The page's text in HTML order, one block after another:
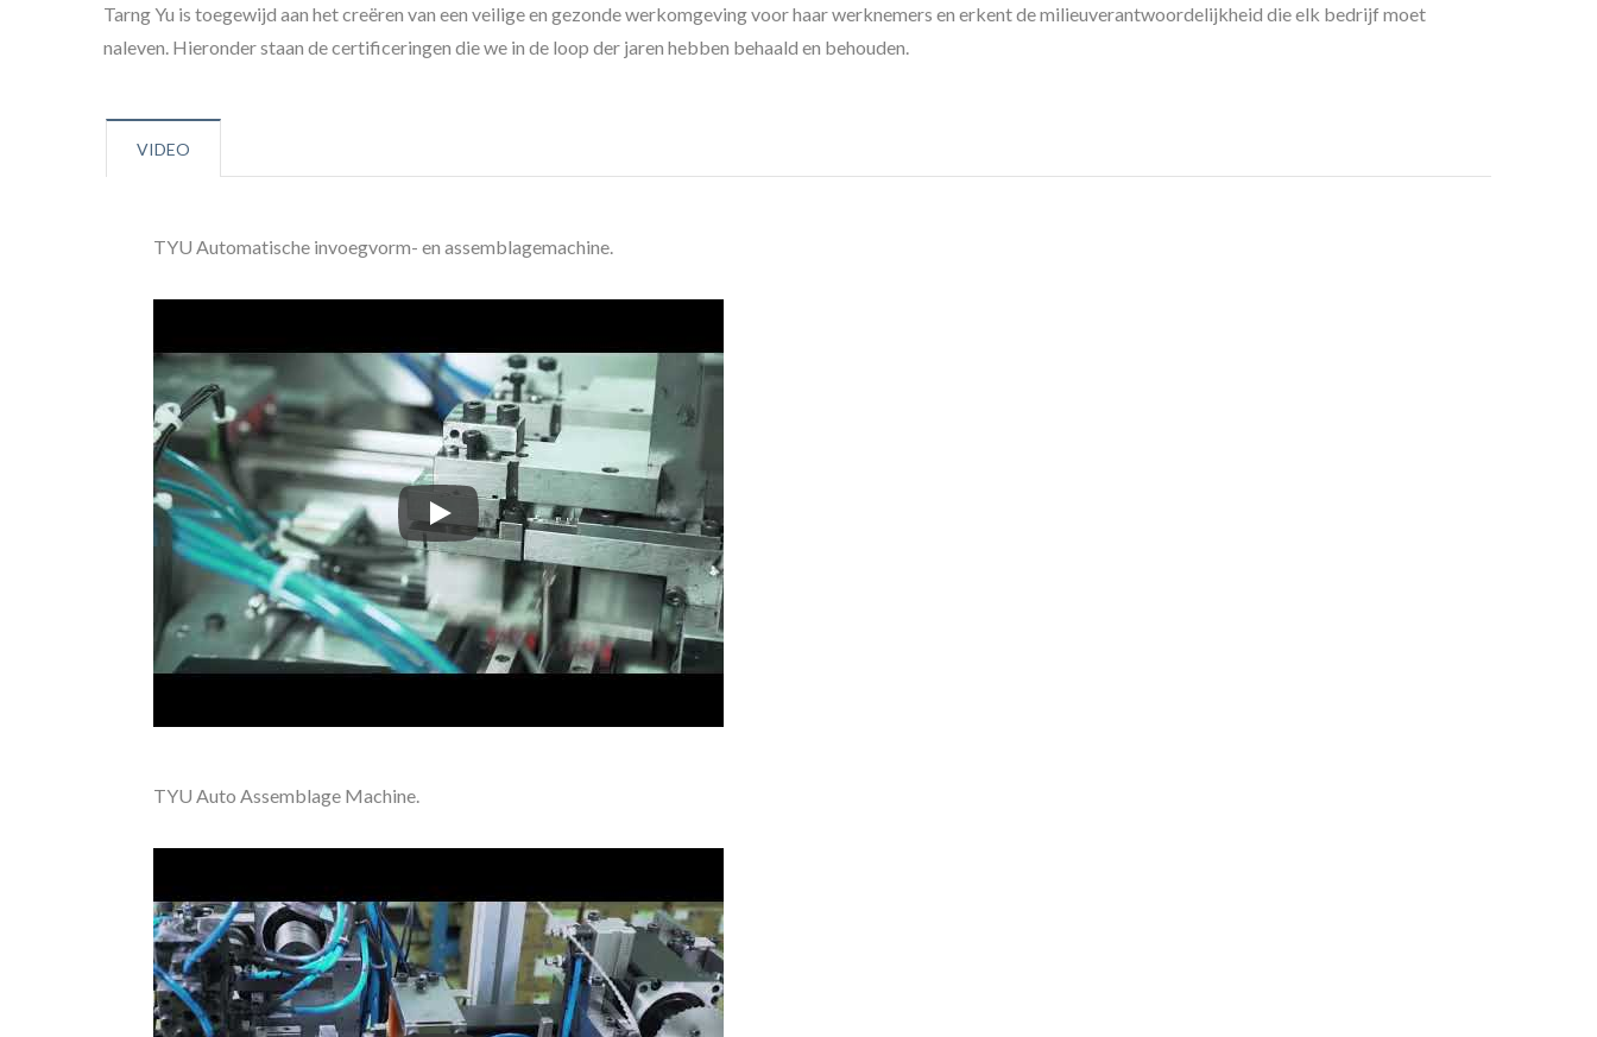
Tarng Yu is toegewijd aan het creëren van een veilige en gezonde werkomgeving voor haar werknemers en erkent de milieuverantwoordelijkheid die elk bedrijf moet
naleven. Hieronder staan de certificeringen die we in de loop der jaren hebben behaald en behouden.
VIDEO
TYU Automatische invoegvorm- en assemblagemachine.
TYU Automatische invoegvorm- en assemblagemachine.
TYU Auto Assemblage Machine.